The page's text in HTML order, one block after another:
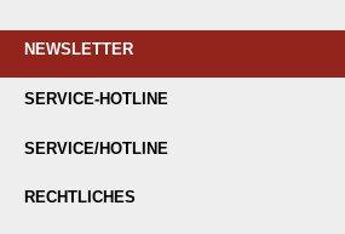
NEWSLETTER
SERVICE-HOTLINE
SERVICE/HOTLINE
RECHTLICHES